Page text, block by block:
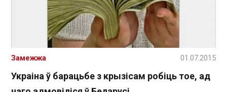
Украіна ў барацьбе з крызісам робіць тое, ад
Замежжа 01.07.2015